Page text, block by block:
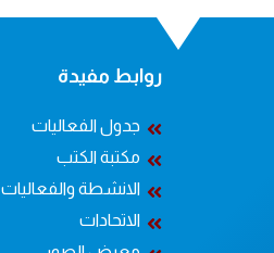
روابط مفيدة
جدول الفعاليات
مكتبة الكتب
الانشطة والفعاليات
الاتحادات